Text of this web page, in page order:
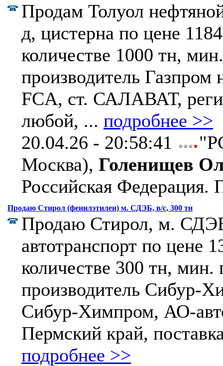
Продам Толуол
д, цистерна по цене
количестве 1000 тн,
производитель Газпром
FCA, ст. САЛАВАТ,
любой, ... подробнее >>
20.04.26 - 20:58:41
Москва), Голенищев
Российская Федерация.
Продаю Стирол (фенилэтилен) м. СДЭБ, в/с, 300 тн
Продаю Стирол, м.
автотранспорт по цене
количестве 300 тн, мин.
производитель Сибур-
Сибур-Химпром, АО-
Пермский край,
подробнее >>